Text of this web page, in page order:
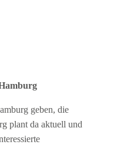
geben, die
plant da aktuell und